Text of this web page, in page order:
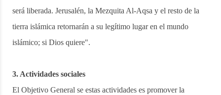
será liberada. Jerusalén, la Mezquita Al-Aqsa y el resto de la
tierra islámica retornarán a su legítimo lugar en el mundo
islámico; si Dios quiere".
3. Actividades sociales
El Objetivo General se estas actividades es promover la